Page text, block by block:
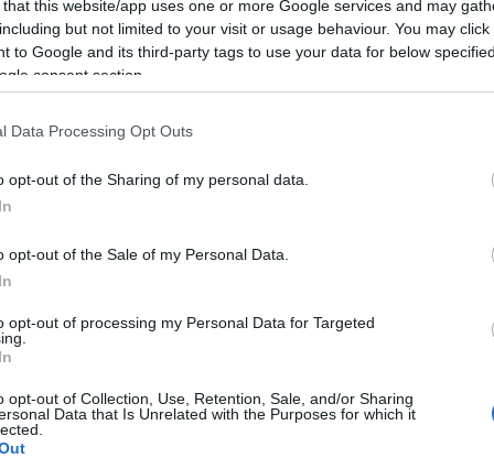
that this website/app uses one or more Google services and may
but not limited to your visit or usage behaviour. You may
to Google and its third-party tags to use your data for below
consent section.
Data Processing Opt Outs
opt-out of the Sharing of my personal data.
opt-out of the Sale of my Personal Data.
opt-out of processing my Personal Data for Targeted
opt-out of Collection, Use, Retention, Sale, and/or Sharing
Data that Is Unrelated with the Purposes for which it
2009
2005-öst
a 2001-es
A 2009-
merlot
érezni, némi
és szegfűszeget.
hordó, hogy
kevés. Csak
teszi, mintha
a közepesnél,
Érett
A sav több
a Montrose-
A lecsengés
gyenge
ban
. Decanter 18.5,